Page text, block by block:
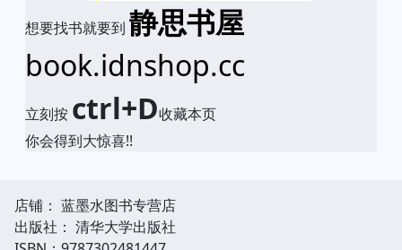
想要找书就要到 静思书屋
book.idnshop.cc
立刻按 ctrl+D收藏本页
你会得到大惊喜!!
店铺： 蓝墨水图书专营店
出版社： 清华大学出版社